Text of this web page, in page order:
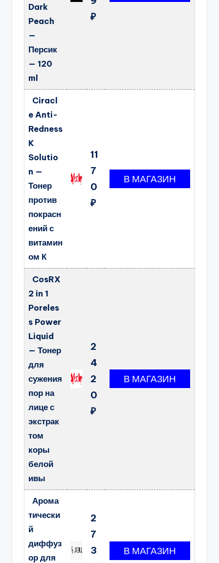
Dark
Peach
—
Персик
— 120
ml
₽
Ciracl
e Anti-
Redness
K
Solutio
n —
Тонер
против
покрасн
ений с
витамин
ом К
11
7
0
₽
CosRX
2 in 1
Poreles
s Power
Liquid
— Тонер
для
сужения
пор на
лице с
экстрак
том
коры
белой
ивы
2
4
2
0
₽
Арома
тически
й
диффуз
ор для
2
7
3